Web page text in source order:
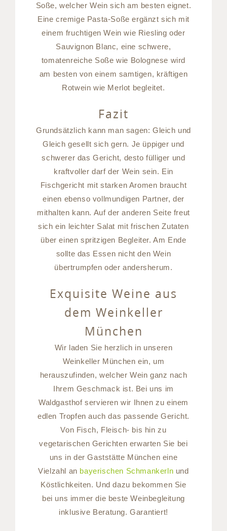
Soße, welcher Wein sich am besten eignet.
Eine cremige Pasta-Soße ergänzt sich mit
einem fruchtigen Wein wie Riesling oder
Sauvignon Blanc, eine schwere,
tomatenreiche Soße wie Bolognese wird
am besten von einem samtigen, kräftigen
Rotwein wie Merlot begleitet.
Fazit
Grundsätzlich kann man sagen: Gleich und
Gleich gesellt sich gern. Je üppiger und
schwerer das Gericht, desto fülliger und
kraftvoller darf der Wein sein. Ein
Fischgericht mit starken Aromen braucht
einen ebenso vollmundigen Partner, der
mithalten kann. Auf der anderen Seite freut
sich ein leichter Salat mit frischen Zutaten
über einen spritzigen Begleiter. Am Ende
sollte das Essen nicht den Wein
übertrumpfen oder andersherum.
Exquisite Weine aus
dem Weinkeller
München
Wir laden Sie herzlich in unseren
Weinkeller München ein, um
herauszufinden, welcher Wein ganz nach
Ihrem Geschmack ist. Bei uns im
Waldgasthof servieren wir Ihnen zu einem
edlen Tropfen auch das passende Gericht.
Von Fisch, Fleisch- bis hin zu
vegetarischen Gerichten erwarten Sie bei
uns in der Gaststätte München eine
Vielzahl an bayerischen Schmankerln und
Köstlichkeiten. Und dazu bekommen Sie
bei uns immer die beste Weinbegleitung
inklusive Beratung. Garantiert!